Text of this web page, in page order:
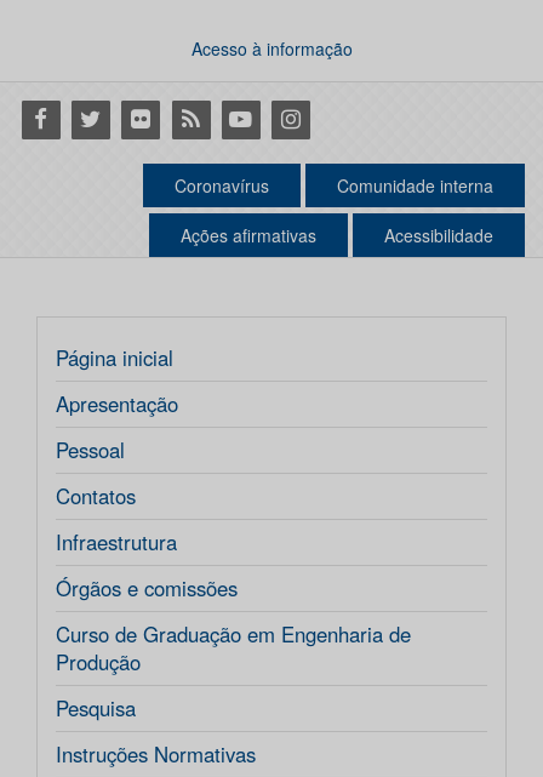
Acesso à informação
Facebook
Twitter Flickr RSS YoutubeInstagram
Coronavírus Comunidade interna
Ações afirmativas Acessibilidade
Página inicial
Apresentação
Pessoal
Contatos
Infraestrutura
Órgãos e comissões
Curso de Graduação em Engenharia de
Produção
Pesquisa
Instruções Normativas